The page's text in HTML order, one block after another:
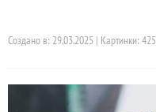
Создано в: 29.03.2025 | Картинки: 425